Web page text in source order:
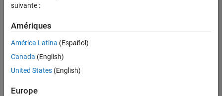
Ingénierie de la qualité
Enregistrer
sélectionnées
suivante :
Amériques
América Latina (Español)
Canada (English)
United States (English)
Europe